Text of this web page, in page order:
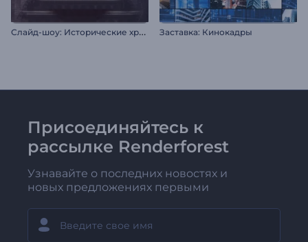
С
лайд-шоу: Исторические хроники Заставка: Кинокадры
Присоединяйтесь к
рассылке Renderforest
Узнавайте о последних новостях и
новых предложениях первыми